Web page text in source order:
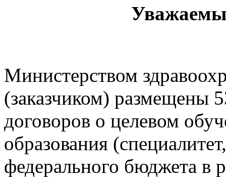
Министерством
(заказчиком) размещены
договоров о целевом
образования
федерального бюджета в